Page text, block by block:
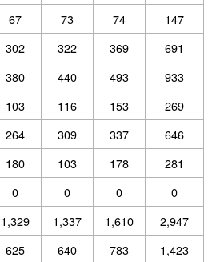
67 73 74
147
302 322 369
691
380 440 493
933
103 116 153
269
264 309 337
646
180 103 178
281
0 0 0
0
1,329 1,337 1,610
2,947
625 640 783
1,423